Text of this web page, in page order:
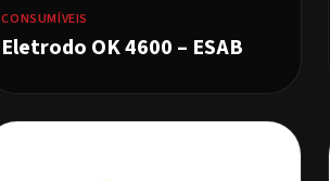
CONSUMÍVEIS
Eletrodo OK 4600 – ESAB